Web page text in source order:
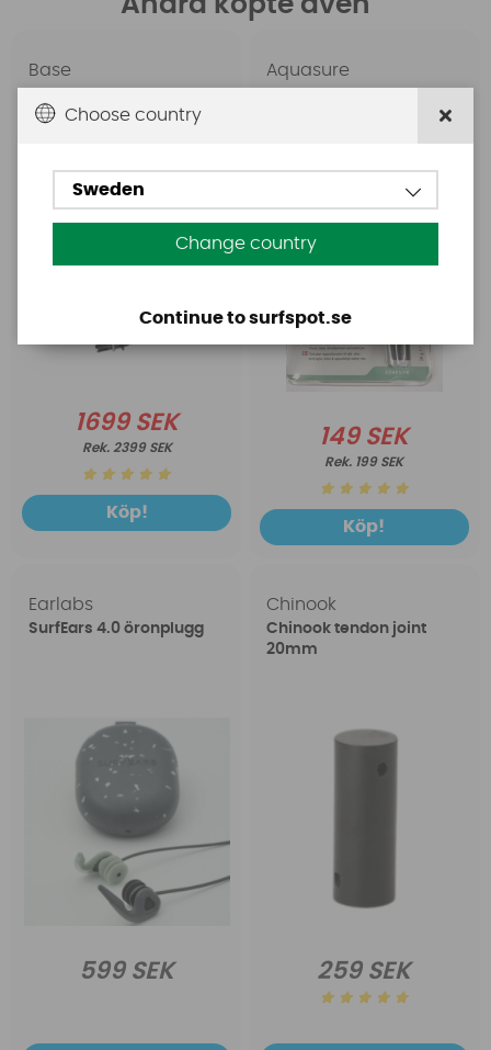
Base
SUP Pump
1699 SEK
2399 SEK
Köp!
Aquasure
149 SEK
199 SEK
Köp!
Earlabs
SurfEars 4.0 öronplugg
599 SEK
Chinook
Chinook tendon joint
20mm
259 SEK
Choose country
Sweden
Change country
Continue to surfspot.se